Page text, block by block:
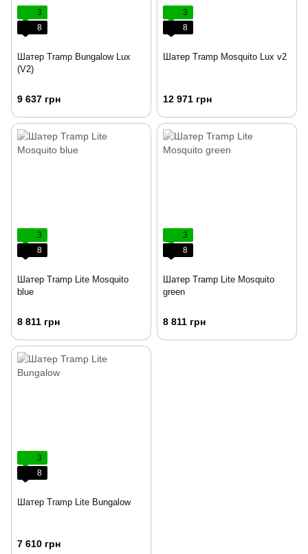
3
8
Шатер Tramp Bungalow Lux
(V2)
9 637 грн
3
8
Шатер Tramp Mosquito Lux v2
12 971 грн
3
8
Шатер Tramp Lite Mosquito
blue
8 811 грн
3
8
Шатер Tramp Lite Mosquito
green
8 811 грн
3
8
Шатер Tramp Lite Bungalow
7 610 грн